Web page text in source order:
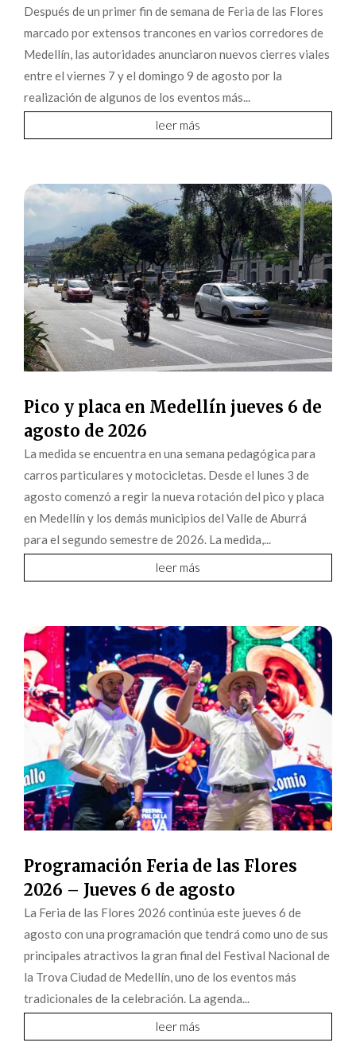
Después de un primer fin de semana de Feria de las Flores
marcado por extensos trancones en varios corredores de
Medellín, las autoridades anunciaron nuevos cierres viales
entre el viernes 7 y el domingo 9 de agosto por la
realización de algunos de los eventos más...
leer más
Pico y placa en Medellín jueves 6 de
agosto de 2026
La medida se encuentra en una semana pedagógica para
carros particulares y motocicletas. Desde el lunes 3 de
agosto comenzó a regir la nueva rotación del pico y placa
en Medellín y los demás municipios del Valle de Aburrá
para el segundo semestre de 2026. La medida,...
leer más
Programación Feria de las Flores
2026 – Jueves 6 de agosto
La Feria de las Flores 2026 continúa este jueves 6 de
agosto con una programación que tendrá como uno de sus
principales atractivos la gran final del Festival Nacional de
la Trova Ciudad de Medellín, uno de los eventos más
tradicionales de la celebración. La agenda...
leer más